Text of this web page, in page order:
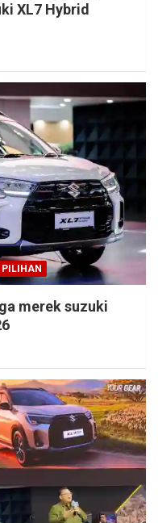
XL7 Hybrid
PILIHAN
merek suzuki